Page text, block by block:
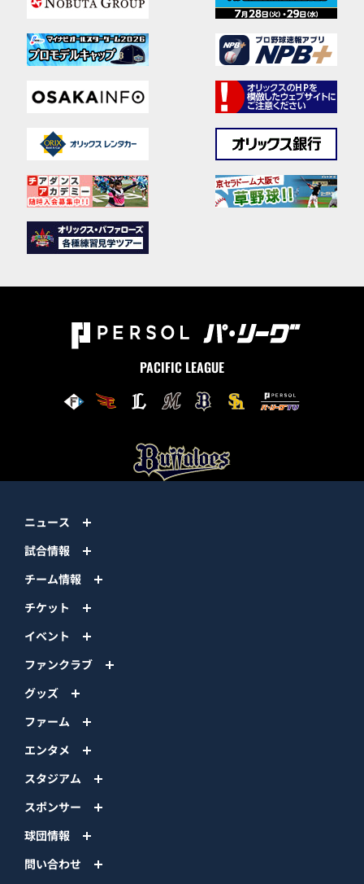
PACIFIC LEAGUE
ニュース
試合情報
チーム情報
チケット
イベント
ファンクラブ
グッズ
ファーム
エンタメ
スタジアム
スポンサー
球団情報
問い合わせ